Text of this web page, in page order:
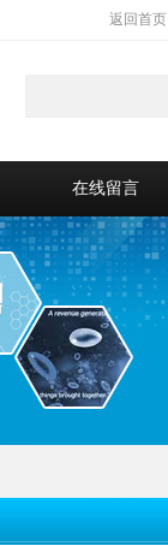
返回首页
在线留言